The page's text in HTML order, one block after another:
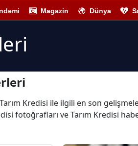
Ağrı
Amasya
Antalya
Artvin
Balıkesir
Magazin Dünya
Kredisi ile ilgili en son
fotoğrafları ve Tarım Kredisi